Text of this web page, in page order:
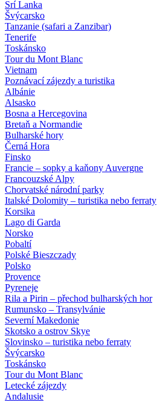
Srí Lanka
Švýcarsko
Tanzanie (safari a Zanzibar)
Tenerife
Toskánsko
Tour du Mont Blanc
Vietnam
Poznávací zájezdy a turistika
Albánie
Alsasko
Bosna a Hercegovina
Bretaň a Normandie
Bulharské hory
Černá Hora
Finsko
Francie – sopky a kaňony Auvergne
Francouzské Alpy
Chorvatské národní parky
Italské Dolomity – turistika nebo ferraty
Korsika
Lago di Garda
Norsko
Pobaltí
Polské Bieszczady
Polsko
Provence
Pyreneje
Rila a Pirin – přechod bulharských hor
Rumunsko – Transylvánie
Severní Makedonie
Skotsko a ostrov Skye
Slovinsko – turistika nebo ferraty
Švýcarsko
Toskánsko
Tour du Mont Blanc
Letecké zájezdy
Andalusie